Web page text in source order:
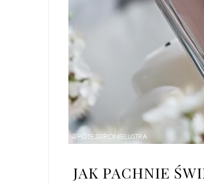
JAK PACHNIE